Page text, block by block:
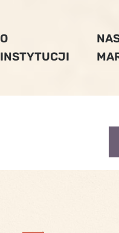
O
INSTYTUCJI